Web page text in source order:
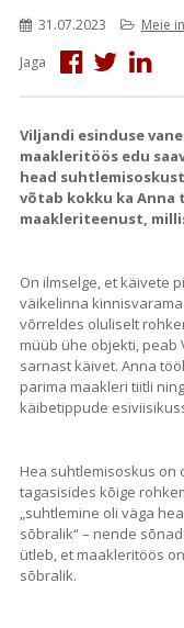
31.07.2023 Meie
Jaga
Viljandi esinduse
maakleritöös edu
head
võtab kokku ka
maakleriteenust,
On ilmselge, et käivete
väikelinna
võrreldes oluliselt
müüb ühe objekti, peab
sarnast käivet. Anna
parima maakleri tiitli
käibetippude
Hea suhtlemisoskus on
tagasisides kõige
„suhtlemine oli väga
sõbralik“ – nende
ütleb, et maakleritöös
sõbralik.